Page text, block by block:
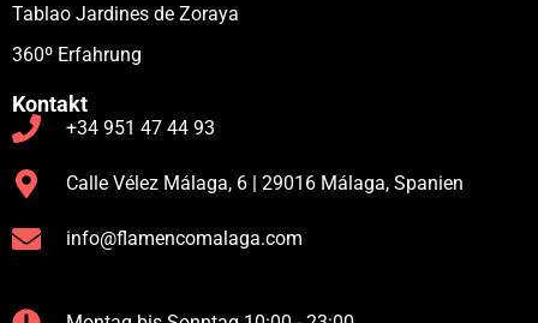
Tablao Jardines de Zoraya
360º Erfahrung
Kontakt
+34 951 47 44 93
Calle Vélez Málaga, 6 | 29016 Málaga, Spanien
info@flamencomalaga.com